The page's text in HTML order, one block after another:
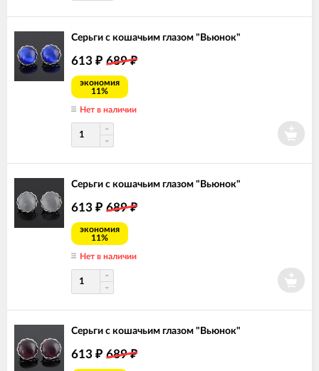
Серьги с кошачьим глазом "Вьюнок"
613 ₽ 689₽
экономия
11%
Нет в наличии
Серьги с кошачьим глазом "Вьюнок"
613 ₽ 689₽
экономия
11%
Нет в наличии
Серьги с кошачьим глазом "Вьюнок"
613 ₽ 689₽